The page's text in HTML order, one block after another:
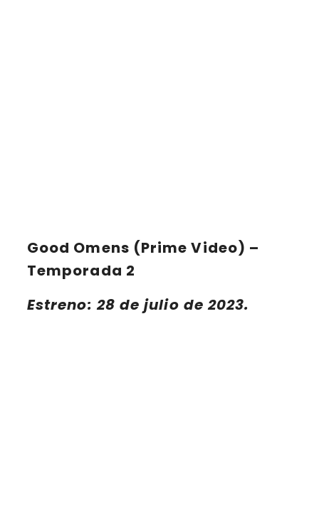
Good Omens (Prime Video) –
Temporada 2
Estreno: 28 de julio de 2023.